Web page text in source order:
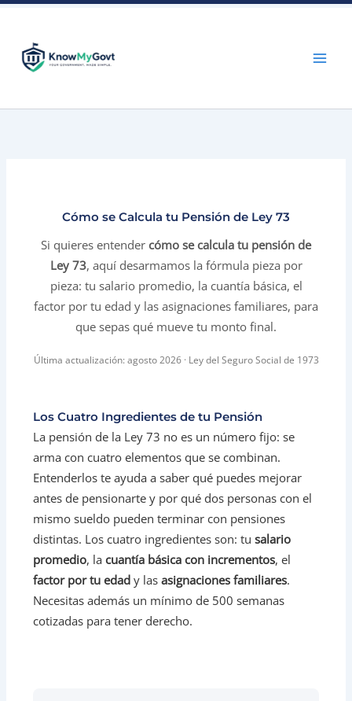
content
Cómo se Calcula tu Pensión de Ley 73
Si quieres entender cómo se calcula tu pensión de
Ley 73, aquí desarmamos la fórmula pieza por
pieza: tu salario promedio, la cuantía básica, el
factor por tu edad y las asignaciones familiares, para
que sepas qué mueve tu monto final.
Última actualización: agosto 2026 · Ley del Seguro Social de 1973
Los Cuatro Ingredientes de tu Pensión
La pensión de la Ley 73 no es un número fijo: se
arma con cuatro elementos que se combinan.
Entenderlos te ayuda a saber qué puedes mejorar
antes de pensionarte y por qué dos personas con el
mismo sueldo pueden terminar con pensiones
distintas. Los cuatro ingredientes son: tusalario
promedio, lacuantía básica con incrementos, el
factor por tu edad y lasasignaciones familiares.
Necesitas además un mínimo de 500 semanas
cotizadas para tener derecho.